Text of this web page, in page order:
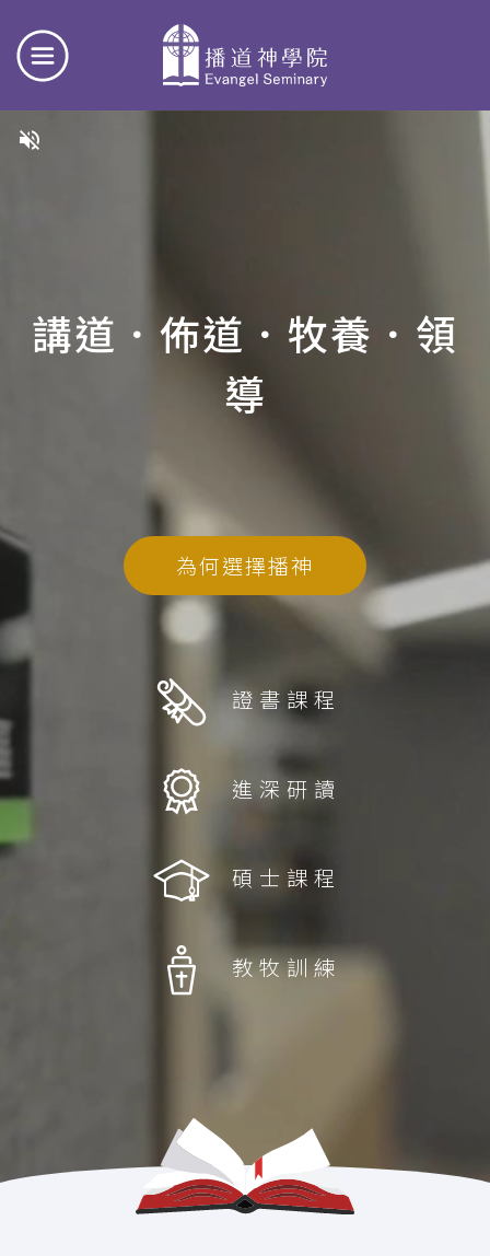
volume_off
講道．佈道．牧養．領
導
為何選擇播神
證書課程
進深研讀
碩士課程
教牧訓練
證書課程為一般信徒而設，提供基礎的聖經、
程，部分科目有功課要求）。
本季科目
基礎聖經